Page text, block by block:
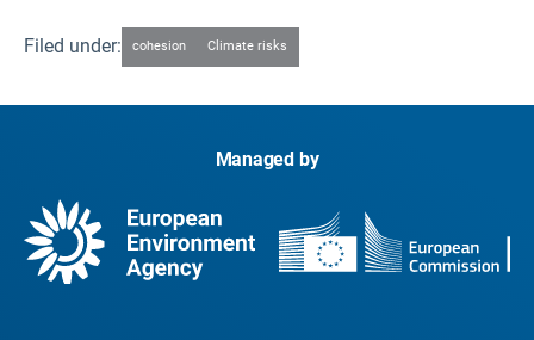
Filed under: cohesion Climate risks
Managed by